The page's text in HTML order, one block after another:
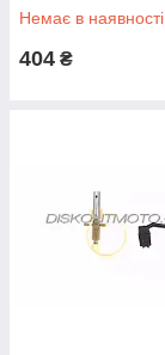
Немає в наявності
404 ₴